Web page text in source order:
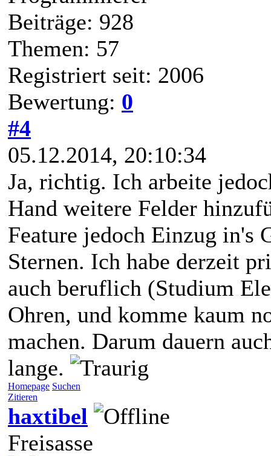
Beiträge: 928
Themen: 57
Registriert seit: 2006
Bewertung: 0
#4
05.12.2014, 20:10:34
Ja, richtig. Ich arbeite
Hand weitere Felder
Feature jedoch Einzug in's
Sternen. Ich habe derzeit
auch beruflich (Studium
Ohren, und komme kaum
machen. Darum dauern
lange.
Homepage Suchen
Zitieren
haxtibel
Freisasse